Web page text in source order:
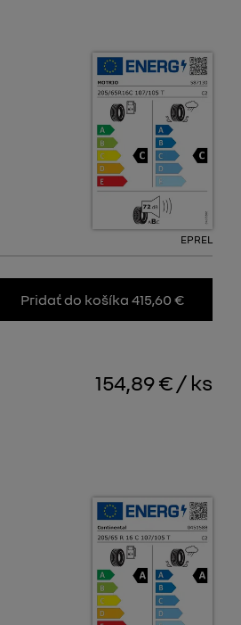
EPREL
Pridať do košíka 415,60 €
154,89 € / ks